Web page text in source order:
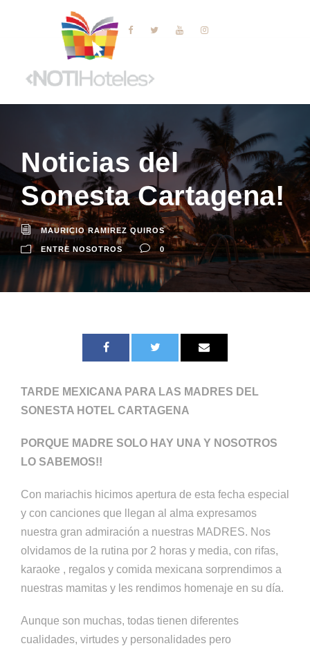
Noticias del
Sonesta Cartagena!
MAURICIO RAMIREZ QUIROS
ENTRE NOSOTROS 0
TARDE MEXICANA PARA LAS MADRES DEL
SONESTA HOTEL CARTAGENA
PORQUE MADRE SOLO HAY UNA Y NOSOTROS
LO SABEMOS!!
Con mariachis hicimos apertura de esta fecha especial
y con canciones que llegan al alma expresamos
nuestra gran admiración a nuestras MADRES. Nos
olvidamos de la rutina por 2 horas y media, con rifas,
karaoke , regalos y comida mexicana sorprendimos a
nuestras mamitas y les rendimos homenaje en su día.
Aunque son muchas, todas tienen diferentes
cualidades, virtudes y personalidades pero